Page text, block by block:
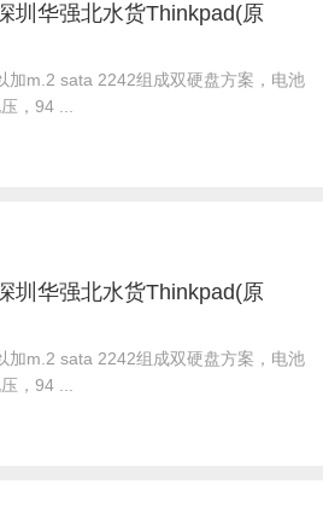
圳华强北水货Thinkpad(原
加m.2 sata 2242组成双硬盘方案，电池
，94 ...
圳华强北水货Thinkpad(原
加m.2 sata 2242组成双硬盘方案，电池
，94 ...